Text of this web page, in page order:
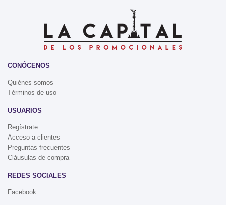
CONÓCENOS
Quiénes somos
Términos de uso
USUARIOS
Regístrate
Acceso a clientes
Preguntas frecuentes
Cláusulas de compra
REDES SOCIALES
Facebook